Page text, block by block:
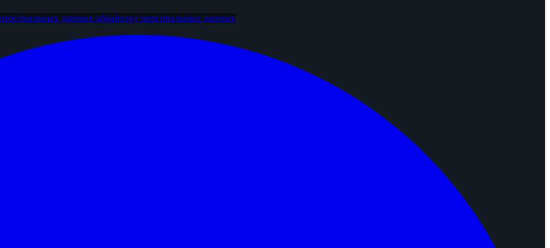
данных обработку персональных данных